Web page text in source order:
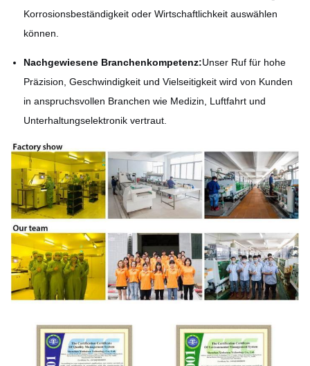
Korrosionsbeständigkeit oder Wirtschaftlichkeit auswählen
können.
Nachgewiesene Branchenkompetenz:Unser Ruf für hohe
Präzision, Geschwindigkeit und Vielseitigkeit wird von Kunden
in anspruchsvollen Branchen wie Medizin, Luftfahrt und
Unterhaltungselektronik vertraut.